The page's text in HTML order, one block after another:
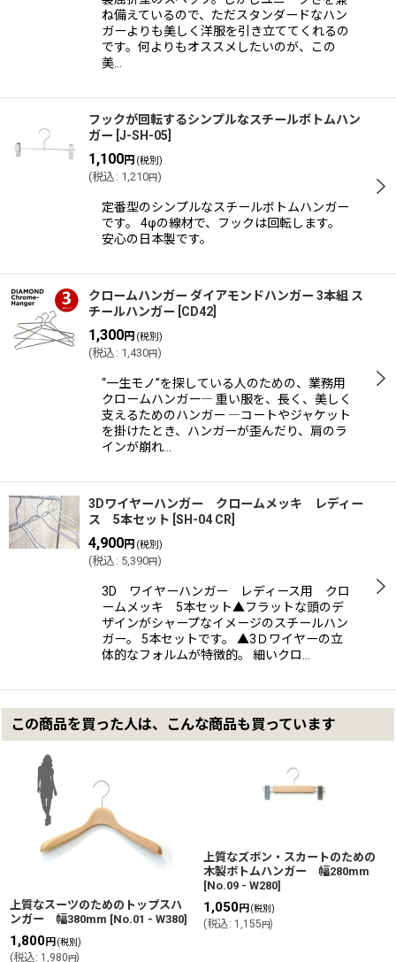
ね備えているので、ただスタンダードなハン
ガーよりも美しく洋服を引き立ててくれるの
です。何よりもオススメしたいのが、この
美…
フックが回転するシンプルなスチールボトムハン
ガー [J-SH-05]
1,100円 (税別)
(税込 : 1,210円)
定番型のシンプルなスチールボトムハンガー
です。 4φの線材で、フックは回転します。
安心の日本製です。
クロームハンガー ダイアモンドハンガー 3本組 ス
チールハンガー [CD42]
1,300円 (税別)
(税込 : 1,430円)
“一生モノ”を探している人のための、業務用
クロームハンガー― 重い服を、長く、美しく
支えるためのハンガー ―コートやジャケット
を掛けたとき、ハンガーが歪んだり、肩のラ
インが崩れ…
3Dワイヤーハンガー クロームメッキ レディー
ス 5本セット [SH-04 CR]
4,900円 (税別)
(税込 : 5,390円)
3D ワイヤーハンガー レディース用 クロ
ームメッキ 5本セット▲フラットな頭のデ
ザインがシャープなイメージのスチールハン
ガー。 5本セットです。 ▲3Ｄワイヤーの立
体的なフォルムが特徴的。 細いクロ…
この商品を買った人は、こんな商品も買っています
上質なスーツのためのトップスハ
ンガー 幅380mm [No.01 - W380]
1,800円(税別)
(税込: 1,980円)
上質なズボン・スカートのための
木製ボトムハンガー 幅280mm
[No.09 - W280]
1,050円(税別)
(税込: 1,155円)